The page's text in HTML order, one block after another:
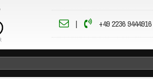
| +49 2236 9444916